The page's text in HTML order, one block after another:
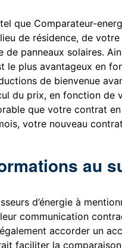
que Comparateur-
de résidence, de
de panneaux solaires.
le plus avantageux en
de bienvenue
du prix, en fonction de
que votre contrat
votre nouveau
au
d’énergie à
communication
accorder un
faciliter la